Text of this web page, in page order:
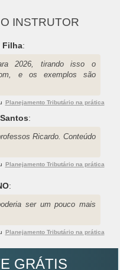
INSTRUTOR
Filha:
2026, tirando isso o
e os exemplos são
Planejamento Tributário na prática
:
Ricardo. Conteúdo
Planejamento Tributário na prática
:
ser um pouco mais
Planejamento Tributário na prática
GRÁTIS